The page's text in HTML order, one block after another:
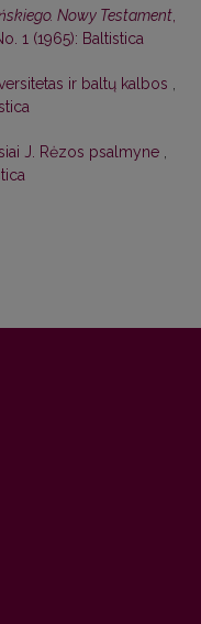
Nowy Testament
1 (1965): Baltistica
ir baltų kalbos
J. Rėzos psalmyne